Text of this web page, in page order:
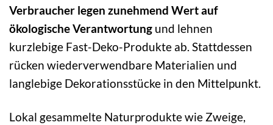
Verbraucher legen zunehmend Wert auf
ökologische Verantwortung und lehnen
kurzlebige Fast-Deko-Produkte ab. Stattdessen
rücken wiederverwendbare Materialien und
langlebige Dekorationsstücke in den Mittelpunkt.
Lokal gesammelte Naturprodukte wie Zweige,